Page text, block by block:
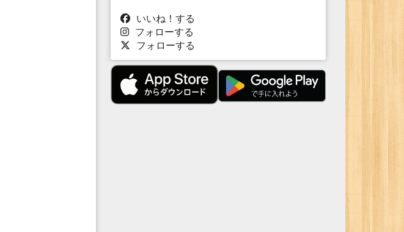
いいね！する
フォローする
フォローする